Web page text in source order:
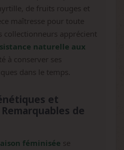
de fruits rouges et
maîtresse pour toute
collectionneurs apprécient
naturelle aux
à conserver ses
dans le temps.
et
de
féminisée se